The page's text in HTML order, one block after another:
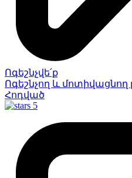
Ոգեշնչվե՛ք
Ոգեշնչող և մոտիվացնող
Հոդված
5